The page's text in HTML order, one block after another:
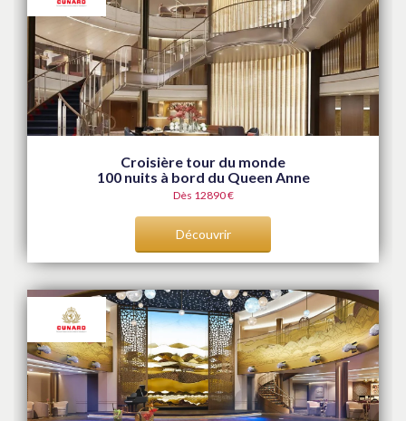
Croisière tour du monde
100 nuits à bord du Queen Anne
Dès 12890 €
Découvrir